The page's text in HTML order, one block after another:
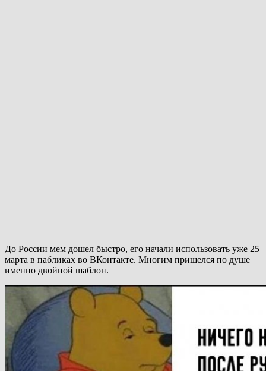
До России мем дошел быстро, его начали использовать уже 25
марта в пабликах во ВКонтакте. Многим пришелся по душе
именно двойной шаблон.